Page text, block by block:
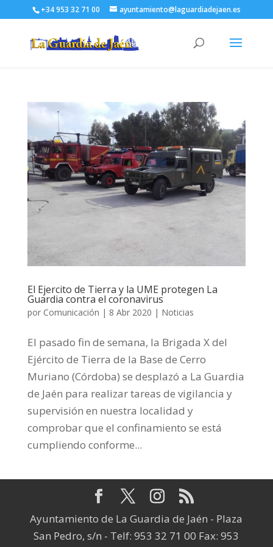
+34 953 32 71 00 ayuntamiento@laguardiadejaen.es
El Ejercito de Tierra y la UME protegen La
Guardia contra el coronavirus
por Comunicación | 8 Abr 2020 | Noticias
El pasado fin de semana, la Brigada X del
Ejército de Tierra de la Base de Cerro
Muriano (Córdoba) se desplazó a La Guardia
de Jaén para realizar tareas de vigilancia y
supervisión en nuestra localidad y
comprobar que el confinamiento se está
cumpliendo conforme...
Ayuntamiento de La Guardia de Jaén - Plaza
San Pedro, s/n - Telf: 953 32 71 00 Fax: 953